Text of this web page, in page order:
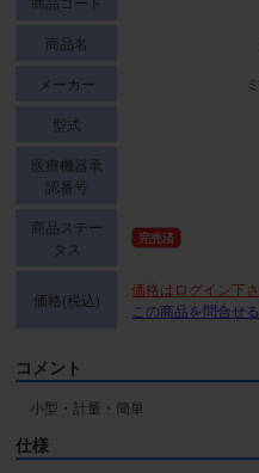
商品名
メーカー
型式
医療機器承
認番号
商品ステー
タス
完売済
価格(税込)
価格はログイン下
この商品を問合せる
コメント
小型・計量・簡単
仕様